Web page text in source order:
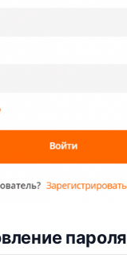
пароля